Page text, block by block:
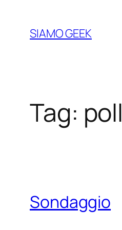
contenuto
SIAMO GEEK
Tag: poll
Sondaggio